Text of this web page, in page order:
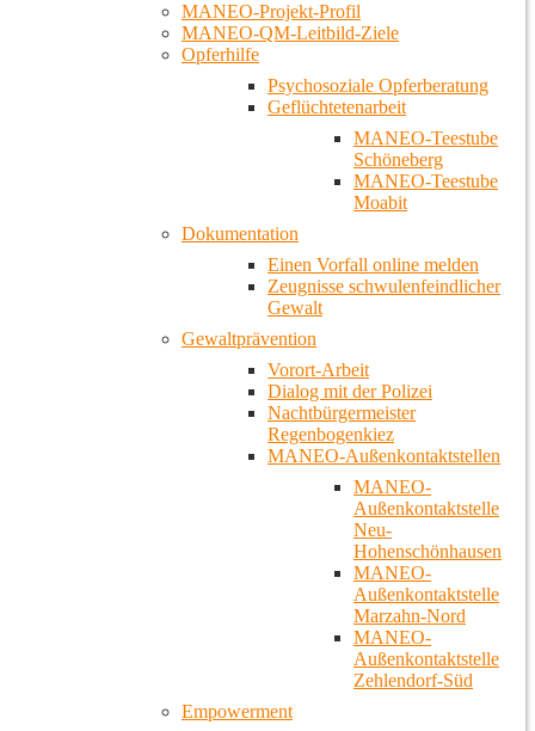
MANEO-Projekt-Profil
MANEO-QM-Leitbild-Ziele
Opferhilfe
Psychosoziale Opferberatung
Geflüchtetenarbeit
MANEO-Teestube
Schöneberg
MANEO-Teestube
Moabit
Dokumentation
Einen Vorfall online melden
Zeugnisse schwulenfeindlicher
Gewalt
Gewaltprävention
Vorort-Arbeit
Dialog mit der Polizei
Nachtbürgermeister
Regenbogenkiez
MANEO-Außenkontaktstellen
MANEO-
Außenkontaktstelle
Neu-
Hohenschönhausen
MANEO-
Außenkontaktstelle
Marzahn-Nord
MANEO-
Außenkontaktstelle
Zehlendorf-Süd
Empowerment